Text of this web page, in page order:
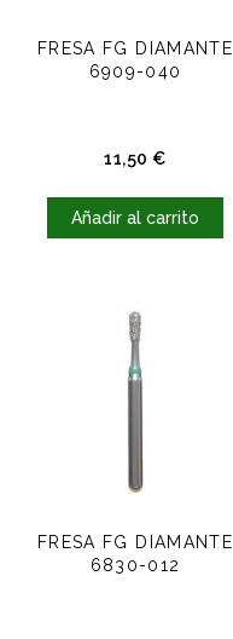
FRESA FG DIAMANTE
6909-040
11,50 €Precio
Añadir al carrito
FRESA FG DIAMANTE
6830-012